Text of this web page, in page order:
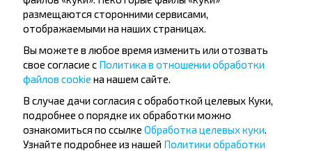
Варшава
Папулярныя напрамкі з горада
Люблин
Люблин
Мінск
Купіць
размещаются сторонними сервисами,
отображаемыми на наших страницах.
Вы можете в любое время изменить или отозвать
свое согласие с Политика в отношении обработки
файлов cookie на нашем сайте.
В случае дачи согласия с обработкой целевых Куки,
подробнее о порядке их обработки можно
ознакомиться по ссылке Обработка целевых куки.
Узнайте подробнее из нашей Политики обработки